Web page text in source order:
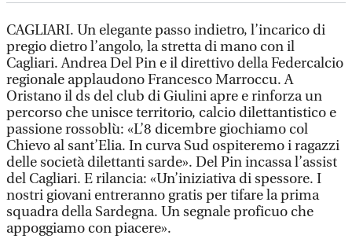
CAGLIARI. Un elegante passo indietro, l’incarico di
pregio dietro l’angolo, la stretta di mano con il
Cagliari. Andrea Del Pin e il direttivo della Federcalcio
regionale applaudono Francesco Marroccu. A
Oristano il ds del club di Giulini apre e rinforza un
percorso che unisce territorio, calcio dilettantistico e
passione rossoblù: «L’8 dicembre giochiamo col
Chievo al sant’Elia. In curva Sud ospiteremo i ragazzi
delle società dilettanti sarde». Del Pin incassa l’assist
del Cagliari. E rilancia: «Un’iniziativa di spessore. I
nostri giovani entreranno gratis per tifare la prima
squadra della Sardegna. Un segnale proficuo che
appoggiamo con piacere».